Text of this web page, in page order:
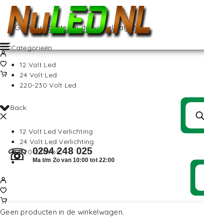
Geen producten in de winkelwagen.
Back
12 Volt Led Verlichting
24 Volt Led Verlichting
220-230Volt
Categorieën
12 Volt Led
24 Volt Led
220-230 Volt Led
☏ 0294 248 025
Ma t/m Zo van 10:00 tot 22:00
Geen producten in de winkelwagen.